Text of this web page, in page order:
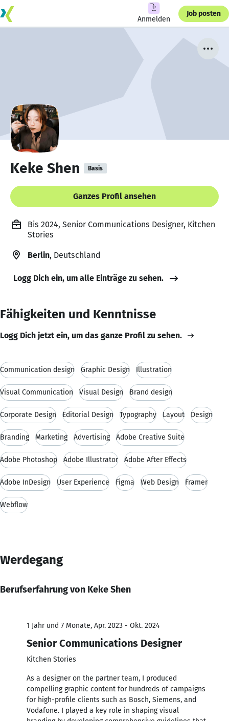
Anmelden
Job posten
Keke Shen Basis
Ganzes Profil ansehen
Bis 2024, Senior Communications Designer, Kitchen
Stories
Berlin, Deutschland
Logg Dich ein, um alle Einträge zu sehen.
Fähigkeiten und Kenntnisse
Logg Dich jetzt ein, um das ganze Profil zu sehen.
Communication design Graphic Design Illustration
Visual Communication Visual Design Brand design
Corporate Design Editorial Design Typography Layout Design
Branding Marketing Advertising Adobe Creative Suite
Adobe Photoshop Adobe Illustrator Adobe After Effects
Adobe InDesign User Experience Figma Web Design Framer
Webflow
Werdegang
Berufserfahrung von Keke Shen
1 Jahr und 7 Monate, Apr. 2023 - Okt. 2024
Senior Communications Designer
Kitchen Stories
As a designer on the partner team, I produced
compelling graphic content for hundreds of campaigns
for high-profile clients such as Bosch, Siemens, and
Vodafone. I played a key role in shaping visual